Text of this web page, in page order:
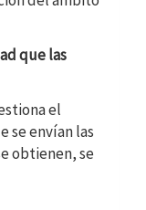
que las
el
se envían las
obtienen, se